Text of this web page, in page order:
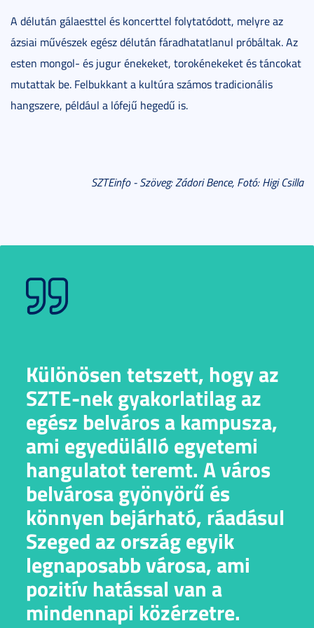
A délután gálaesttel és koncerttel folytatódott, melyre az
ázsiai művészek egész délután fáradhatatlanul próbáltak. Az
esten mongol- és jugur énekeket, torokénekeket és táncokat
mutattak be. Felbukkant a kultúra számos tradicionális
hangszere, például a lófejű hegedű is.
SZTEinfo - Szöveg: Zádori Bence, Fotó: Higi Csilla
Különösen tetszett, hogy az
SZTE-nek gyakorlatilag az
egész belváros a kampusza,
ami egyedülálló egyetemi
hangulatot teremt. A város
belvárosa gyönyörű és
könnyen bejárható, ráadásul
Szeged az ország egyik
legnaposabb városa, ami
pozitív hatással van a
mindennapi közérzetre.